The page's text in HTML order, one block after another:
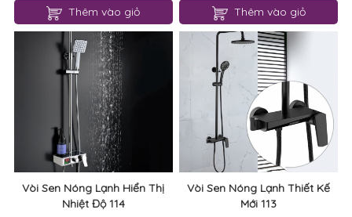
Thêm vào giỏ Thêm vào giỏ
Vòi Sen Nóng Lạnh Hiển Thị
Nhiệt Độ 114
Vòi Sen Nóng Lạnh Thiết Kế
Mới 113